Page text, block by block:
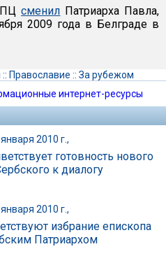
сменил Патриарха Павла,
2009 года в Белграде в
:: Православие :: За рубежом
интернет-ресурсы
2010 г.,
готовность нового
к диалогу
2010 г.,
избрание епископа
Патриархом